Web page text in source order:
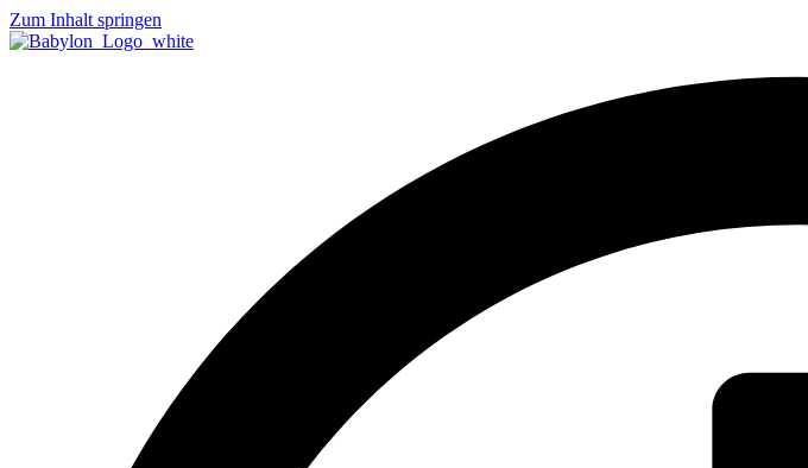
Zum Inhalt springen